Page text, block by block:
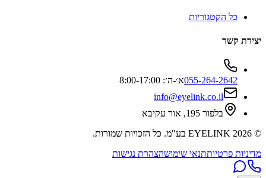
כל הקטגוריות
יצירת קשר
055-264-2642א׳-ה׳: 8:00-17:00
info@eyelink.co.il
בלפור 195, אור עקיבא
©
2026 EYELINK בע"מ
. כל הזכויות שמורות.
מדיניות פרטיותתנאי שימושהצהרת נגישות